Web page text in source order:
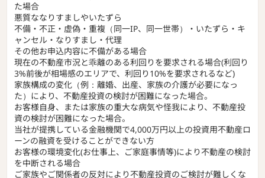
た場合
悪質ななりすましやいたずら
不備・不正・虚偽・重複（同一IP、同一世帯）・いたずら・キ
ャンセル・なりすまし・代理
その他お申込内容に不備がある場合
現在の不動産市況と乖離のある利回りを要求される場合(利回り
3%前後が相場感のエリアで、利回り10%を要求されるなど)
家族構成の変化（例：離婚、出産、家族の介護が必要になっ
た）により、不動産投資の検討が困難になった場合。
お客様自身、または家族の重大な病気や怪我により、不動産投
資の検討が困難になった場合。
当社が提携している金融機関で4,000万円以上の投資用不動産ロ
ーンの融資を受けることができない方
お客様の環境変化(お仕事上、ご家庭事情等)により不動産の検討
を中断される場合
ご家族やご関係者の反対により不動産投資のご検討が難しくな